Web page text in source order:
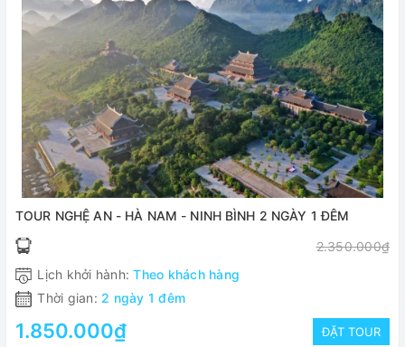
TOUR NGHỆ AN - HÀ NAM - NINH BÌNH 2 NGÀY 1 ĐÊM
2.350.000₫
Lịch khởi hành:Theo khách hàng
Thời gian: 2 ngày 1 đêm
1.850.000₫ ĐẶT TOUR